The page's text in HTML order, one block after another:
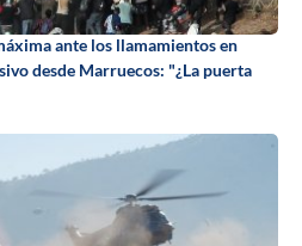
ante los llamamientos en
desde Marruecos: "¿La puerta